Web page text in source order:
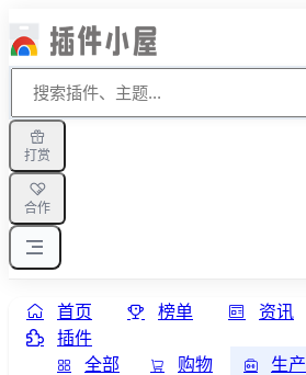
打赏
合作
首页 榜单 资讯
插件
全部
购物 生产